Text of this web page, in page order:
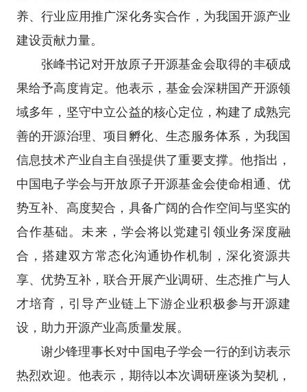
养、行业应用推广深化务实合作，为我国开源产业
建设贡献力量。
张峰书记对开放原子开源基金会取得的丰硕成
果给予高度肯定。他表示，基金会深耕国产开源领
域多年，坚守中立公益的核心定位，构建了成熟完
善的开源治理、项目孵化、生态服务体系，为我国
信息技术产业自主自强提供了重要支撑。他指出，
中国电子学会与开放原子开源基金会使命相通、优
势互补、高度契合，具备广阔的合作空间与坚实的
合作基础。未来，学会将以党建引领业务深度融
合，搭建双方常态化沟通协作机制，深化资源共
享、优势互补，联合开展产业调研、生态推广与人
才培育，引导产业链上下游企业积极参与开源建
设，助力开源产业高质量发展。
谢少锋理事长对中国电子学会一行的到访表示
热烈欢迎。他表示，期待以本次调研座谈为契机，